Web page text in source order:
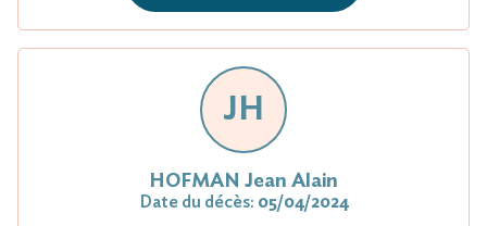
JH
HOFMAN Jean Alain
Date du décès: 05/04/2024